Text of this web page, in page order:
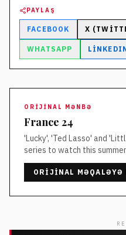
PAYLAŞ
FACEBOOK X
WHATSAPP
ORIJINAL MƏNBƏ
France 24
'Lucky', 'Ted Lasso' and
series to watch this summer
ORIJINAL MƏQALƏYƏ